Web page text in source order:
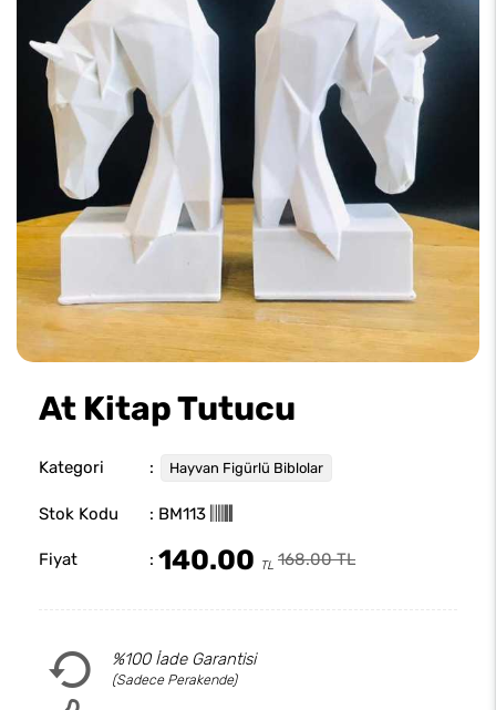
At Kitap Tutucu
Kategori : Hayvan Figürlü Biblolar
Stok Kodu : BM113
Fiyat : 140.00 TL 168.00 TL
%100 İade Garantisi
(Sadece Perakende)